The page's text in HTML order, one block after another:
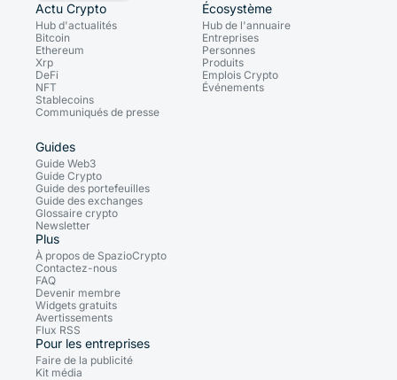
Actu Crypto
Hub d'actualités
Bitcoin
Ethereum
Xrp
DeFi
NFT
Stablecoins
Communiqués de presse
Écosystème
Hub de l'annuaire
Entreprises
Personnes
Produits
Emplois Crypto
Événements
Guides
Guide Web3
Guide Crypto
Guide des portefeuilles
Guide des exchanges
Glossaire crypto
Newsletter
Plus
À propos de SpazioCrypto
Contactez-nous
FAQ
Devenir membre
Widgets gratuits
Avertissements
Flux RSS
Pour les entreprises
Faire de la publicité
Kit média